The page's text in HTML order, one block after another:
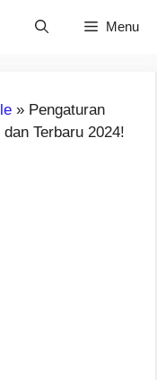
Menu
» Pengaturan
Terbaru 2024!